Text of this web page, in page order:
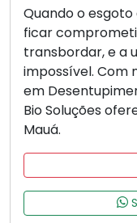
Quando o
ficar
transbordar, e a
impossível. Com
em
Bio Soluções
Mauá.